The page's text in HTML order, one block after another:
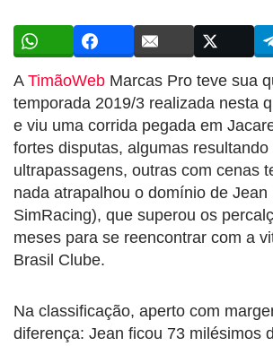
A TimãoWeb Marcas Pro teve sua
temporada 2019/3 realizada nesta
e viu uma corrida pegada em
fortes disputas, algumas resultando
ultrapassagens, outras com cenas
nada atrapalhou o domínio de
SimRacing), que superou os
meses para se reencontrar com a
Brasil Clube.
Na classificação, aperto com
diferença: Jean ficou 73 milésimos